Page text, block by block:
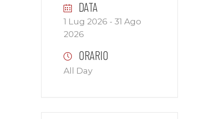
DATA
1 Lug 2026 - 31 Ago
2026
ORARIO
All Day